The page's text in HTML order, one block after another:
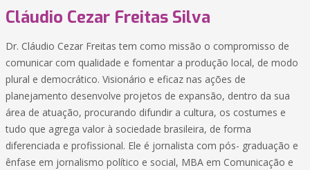
Cláudio Cezar Freitas Silva
Dr. Cláudio Cezar Freitas tem como missão o compromisso de
comunicar com qualidade e fomentar a produção local, de modo
plural e democrático. Visionário e eficaz nas ações de
planejamento desenvolve projetos de expansão, dentro da sua
área de atuação, procurando difundir a cultura, os costumes e
tudo que agrega valor à sociedade brasileira, de forma
diferenciada e profissional. Ele é jornalista com pós- graduação e
ênfase em jornalismo político e social, MBA em Comunicação e